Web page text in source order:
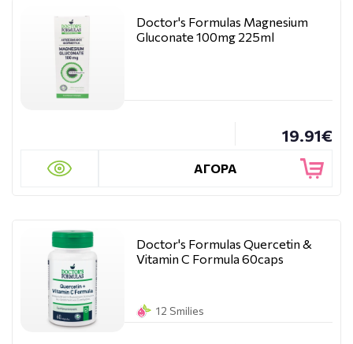
Doctor's Formulas Magnesium
Gluconate 100mg 225ml
19.91€
ΑΓΟΡΑ
Doctor's Formulas Quercetin &
Vitamin C Formula 60caps
12 Smilies